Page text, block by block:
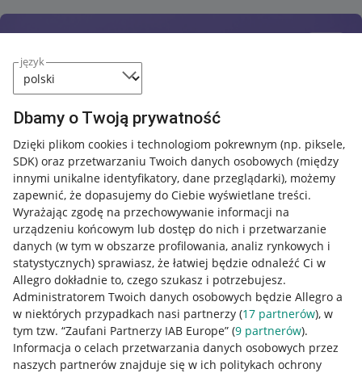
język
Dbamy o Twoją prywatność
Dzięki plikom cookies i technologiom pokrewnym (np. piksele,
SDK) oraz przetwarzaniu Twoich danych osobowych (między
innymi unikalne identyfikatory, dane przeglądarki), możemy
zapewnić, że dopasujemy do Ciebie wyświetlane treści.
Wyrażając zgodę na przechowywanie informacji na
urządzeniu końcowym lub dostęp do nich i przetwarzanie
danych (w tym w obszarze profilowania, analiz rynkowych i
statystycznych) sprawiasz, że łatwiej będzie odnaleźć Ci w
Allegro dokładnie to, czego szukasz i potrzebujesz.
Administratorem Twoich danych osobowych będzie Allegro a
w niektórych przypadkach nasi partnerzy (17 partnerów), w
tym tzw. “Zaufani Partnerzy IAB Europe” (9 partnerów).
Informacja o celach przetwarzania danych osobowych przez
naszych partnerów znajduje się w ich politykach ochrony
Przydatne informacje